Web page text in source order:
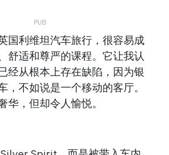
国利维坦汽车旅行，很容易成
舒适和尊严的课程。它让我认
经从根本上存在缺陷，因为银
，不如说是一个移动的客厅。
华，但却令人愉悦。